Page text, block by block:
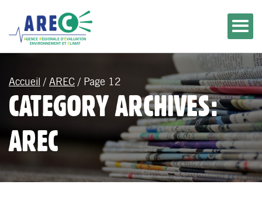
Accueil / AREC / Page 12
CATEGORY ARCHIVES:
AREC